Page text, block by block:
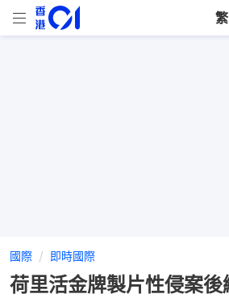
繁
國際 即時國際
荷里活金牌製片性侵案